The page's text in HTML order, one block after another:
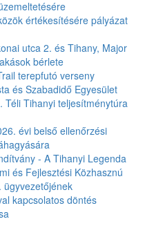
értékesítésére pályázat
utca 2. és Tihany, Major
bérlete
terepfutó verseny
és Szabadidő Egyesület
Téli Tihanyi teljesítménytúra
évi belső ellenőrzési
- A Tihanyi Legenda
és Fejlesztési Közhasznú
ügyvezetőjének
kapcsolatos döntés